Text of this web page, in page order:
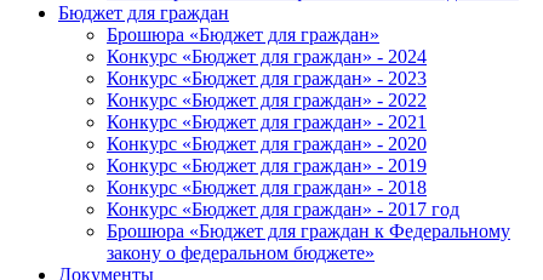
Бюджет для граждан
Брошюра «Бюджет для граждан»
Конкурс «Бюджет для граждан» - 2024
Конкурс «Бюджет для граждан» - 2023
Конкурс «Бюджет для граждан» - 2022
Конкурс «Бюджет для граждан» - 2021
Конкурс «Бюджет для граждан» - 2020
Конкурс «Бюджет для граждан» - 2019
Конкурс «Бюджет для граждан» - 2018
Конкурс «Бюджет для граждан» - 2017 год
Брошюра «Бюджет для граждан к Федеральному
закону о федеральном бюджете»
Документы